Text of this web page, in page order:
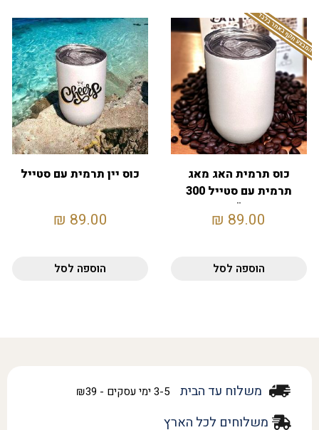
המבצע תקף באתר בלבד
כוס תרמית האג מאג
תרמית עם סטייל 300
מ"ל
89.00
₪
הוספה לסל
כוס יין תרמית עם סטייל
89.00
₪
הוספה לסל
משלוח עד הבית 3-5 ימי עסקים - ₪39
משלוחים לכל הארץ